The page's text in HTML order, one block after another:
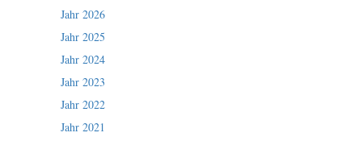
Jahr 2026
Jahr 2025
Jahr 2024
Jahr 2023
Jahr 2022
Jahr 2021